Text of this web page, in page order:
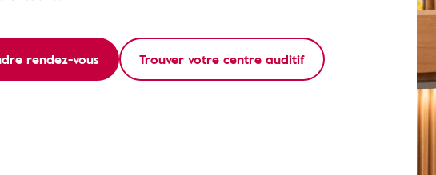
rendez-vous Trouver votre centre auditif